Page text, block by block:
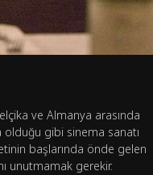
ve Almanya arasında
olduğu gibi sinema sanatı
başlarında önde gelen
unutmamak gerekir.